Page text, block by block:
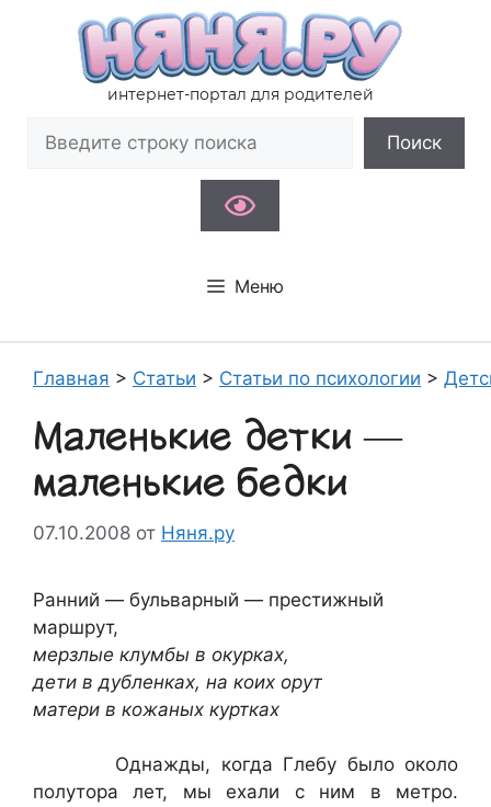
содержимому
интернет-портал для родителей
Поиск
Меню
Главная > Статьи > Статьи по психологии >
Маленькие детки —
маленькие бедки
07.10.2008 от Няня.ру
Ранний — бульварный — престижный
маршрут,
мерзлые клумбы в окурках,
дети в дубленках, на коих орут
матери в кожаных куртках
Однажды, когда Глебу было около
полутора лет, мы ехали с ним в метро.